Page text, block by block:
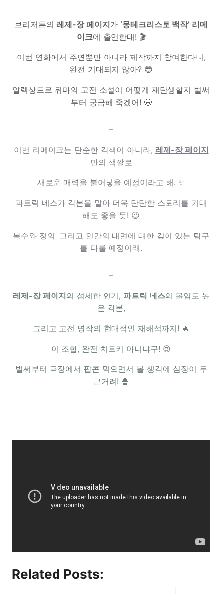
브리저튼의 레제-장 페이지가 ‘몽테크리스토 백작’ 리메
이크에 출연한대! 🎬
이번 영화에서 주연뿐만 아니라 제작까지 참여한다니,
완전 기대되지 않아? 😎
알렉상드르 뒤마의 고전 소설이 어떻게 재탄생할지 벌써
부터 궁금해 죽겠어! 🤩
–
이번 리메이크는 단순한 각색이 아니라, 레제-장 페이지
만의 색깔로
새로운 매력을 불어넣을 예정이라고 해. ✨
파트릭 네스가 각본을 맡아 더욱 탄탄한 스토리를 기대
해도 좋을 듯! 😉
복수와 정의, 그리고 인간의 내면에 대한 깊이 있는 탐구
를 다룰 예정이래.
–
레제-장 페이지의 섬세한 연기, 파트릭 네스의 몰입도 높
은 각본,
그리고 고전 명작의 현대적인 재해석까지! 🔥
이 조합, 완전 치트키 아니냐구! 😍
벌써부터 극장에서 팝콘 먹으면서 볼 생각에 심장이 두
근거려! 🍿
Related Posts: